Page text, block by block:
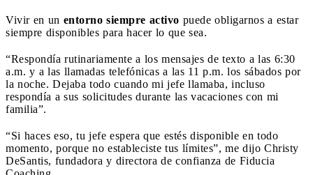
Vivir en un entorno siempre activo puede obligarnos a estar
siempre disponibles para hacer lo que sea.
“Respondía rutinariamente a los mensajes de texto a las 6:30
a.m. y a las llamadas telefónicas a las 11 p.m. los sábados por
la noche. Dejaba todo cuando mi jefe llamaba, incluso
respondía a sus solicitudes durante las vacaciones con mi
familia”.
“Si haces eso, tu jefe espera que estés disponible en todo
momento, porque no estableciste tus límites”, me dijo Christy
DeSantis, fundadora y directora de confianza de Fiducia